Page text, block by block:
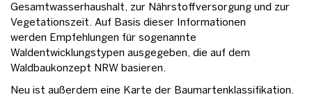
Gesamtwasserhaushalt, zur Nährstoffversorgung und zur
Vegetationszeit. Auf Basis dieser Informationen
werden Empfehlungen für sogenannte
Waldentwicklungstypen ausgegeben, die auf dem
Waldbaukonzept NRW basieren.
Neu ist außerdem eine Karte der Baumartenklassifikation.